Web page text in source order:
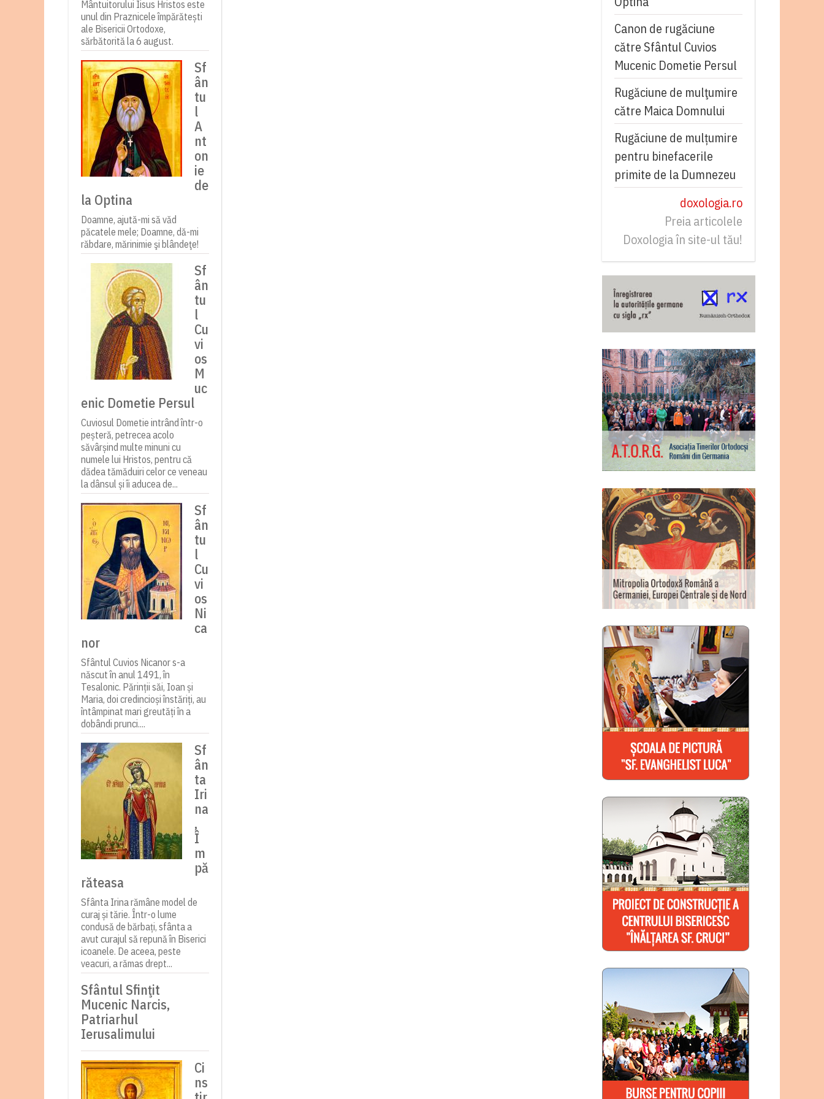
Mântuitorului Iisus Hristos este
unul din Praznicele împărătești
ale Bisericii Ortodoxe,
sărbătorită la 6 august.
Sf
ân
tu
l
A
nt
on
ie
de
la Optina
Doamne, ajută-mi să văd
păcatele mele; Doamne, dă-mi
răbdare, mărinimie şi blândeţe!
Sf
ân
tu
l
Cu
vi
os
M
uc
enic Dometie Persul
Cuviosul Dometie intrând într-o
peșteră, petrecea acolo
săvârșind multe minuni cu
numele lui Hristos, pentru că
dădea tămăduiri celor ce veneau
la dânsul și îi aducea de...
Sf
ân
tu
l
Cu
vi
os
Ni
ca
nor
Sfântul Cuvios Nicanor s-a
născut în anul 1491, în
Tesalonic. Părinții săi, Ioan și
Maria, doi credincioși înstăriți, au
întâmpinat mari greutăți în a
dobândi prunci....
Sf
ân
ta
Iri
na
,
Î
m
pă
răteasa
Sfânta Irina rămâne model de
curaj și tărie. Într-o lume
condusă de bărbați, sfânta a
avut curajul să repună în Biserici
icoanele. De aceea, peste
veacuri, a rămas drept...
Sfântul Sfinţit
Mucenic Narcis,
Patriarhul
Ierusalimului
Ci
ns
Canon de rugăciune
către Sfântul Cuvios
Mucenic Dometie Persul
Rugăciune de mulţumire
către Maica Domnului
Rugăciune de mulțumire
pentru binefacerile
primite de la Dumnezeu
doxologia.ro
Preia articolele
Doxologia în site-ul tău!